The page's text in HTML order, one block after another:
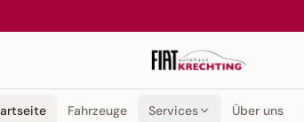
Fahrzeuge Services Über uns